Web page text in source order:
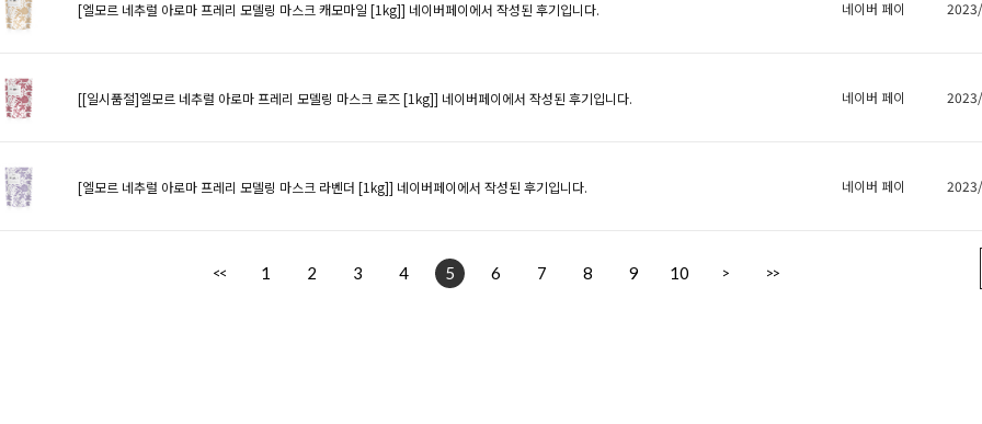
[엘모르 네추럴 아로마 프레리 모델링 마스크 캐모마일 [1kg]] 네이버페이에서 작성된 후기입니다. 네이버 페이
[[일시품절]엘모르 네추럴 아로마 프레리 모델링 마스크 로즈 [1kg]] 네이버페이에서 작성된 후기입니다. 네이버 페이
[엘모르 네추럴 아로마 프레리 모델링 마스크 라벤더 [1kg]] 네이버페이에서 작성된 후기입니다. 네이버 페이
<< 1 2 3 4 5 6 7 8 9 10 > >>